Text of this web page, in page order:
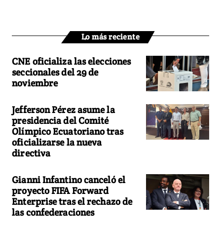
Lo más reciente
CNE oficializa las elecciones
seccionales del 29 de
noviembre
Jefferson Pérez asume la
presidencia del Comité
Olímpico Ecuatoriano tras
oficializarse la nueva
directiva
Gianni Infantino canceló el
proyecto FIFA Forward
Enterprise tras el rechazo de
las confederaciones